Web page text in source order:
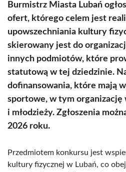
Burmistrz Miasta Lubań
ofert, którego celem jest
upowszechniania kultury
skierowany jest do
innych podmiotów, które
statutową w tej dziedzinie.
dofinansowania, które mają
sportowe, w tym organizację
i młodzieży. Zgłoszenia
2026 roku.
Przedmiotem konkursu jest
kultury fizycznej w Lubań, co